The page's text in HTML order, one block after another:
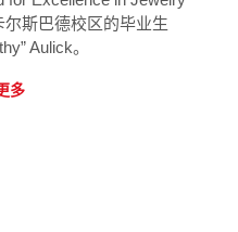
斯巴德校区的毕业生
Aulick。
多